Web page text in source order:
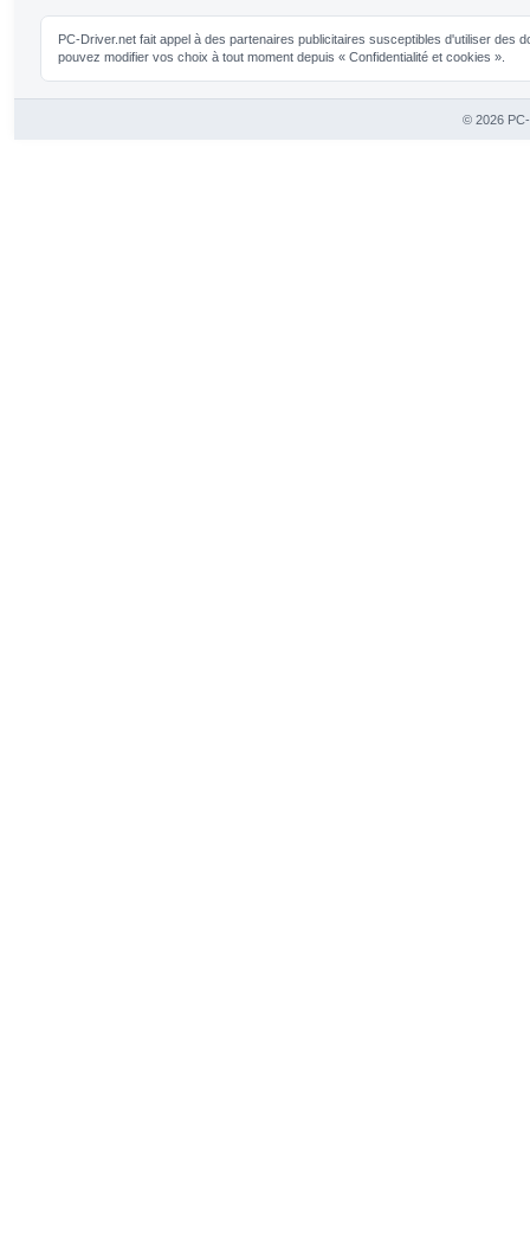
PC-Driver.net fait appel à des partenaires publicitaires susceptibles d'utiliser
pouvez modifier vos choix à tout moment depuis « Confidentialité et cookies ».
© 2026